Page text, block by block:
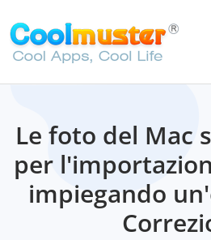
Le foto del Mac
per
impiegando